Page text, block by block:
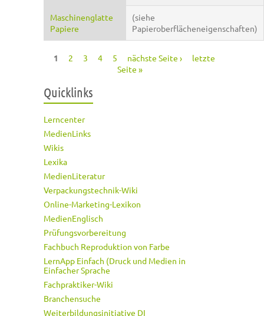
Maschinenglatte
Papiere
(siehe
Papieroberflächeneigenschaften)
1 2 3 4 5 nächste Seite ›
letzte
Seite »
Quicklinks
Lerncenter
MedienLinks
Wikis
Lexika
MedienLiteratur
Verpackungstechnik-Wiki
Online-Marketing-Lexikon
MedienEnglisch
Prüfungsvorbereitung
Fachbuch Reproduktion von Farbe
LernApp Einfach (Druck und Medien in
Einfacher Sprache
Fachpraktiker-Wiki
Branchensuche
Weiterbildungsinitiative DI